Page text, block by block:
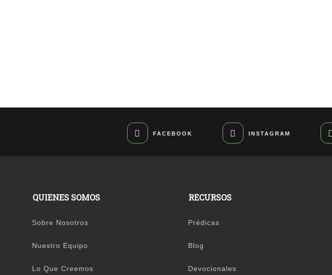
FACEBOOK INSTAGRAM
QUIENES SOMOS
Sobre Nosotros
Nuestro Equipo
Lo Que Creemos
RECURSOS
Prédicas
Blog
Devocionales